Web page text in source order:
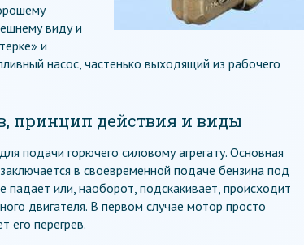
виду и
и
насос, частенько выходящий из рабочего
принцип действия и виды
подачи горючего силовому агрегату. Основная
в своевременной подаче бензина под
или, наоборот, подскакивает, происходит
двигателя. В первом случае мотор просто
его перегрев.